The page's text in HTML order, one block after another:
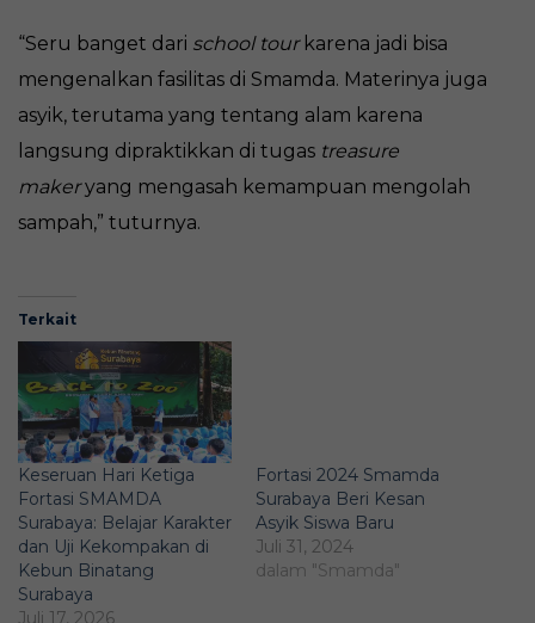
“Seru banget dari school tourkarena jadi bisa
mengenalkan fasilitas di Smamda. Materinya juga
asyik, terutama yang tentang alam karena
langsung dipraktikkan di tugas treasure
makeryang mengasah kemampuan mengolah
sampah,” tuturnya.
Terkait
Keseruan Hari Ketiga
Fortasi SMAMDA
Surabaya: Belajar Karakter
dan Uji Kekompakan di
Kebun Binatang
Surabaya
Juli 17, 2026
Fortasi 2024 Smamda
Surabaya Beri Kesan
Asyik Siswa Baru
Juli 31, 2024
dalam "Smamda"